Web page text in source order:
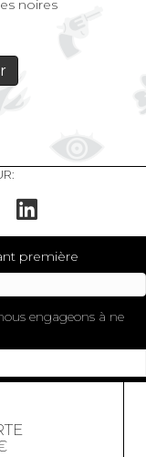
noires
première
engageons à ne